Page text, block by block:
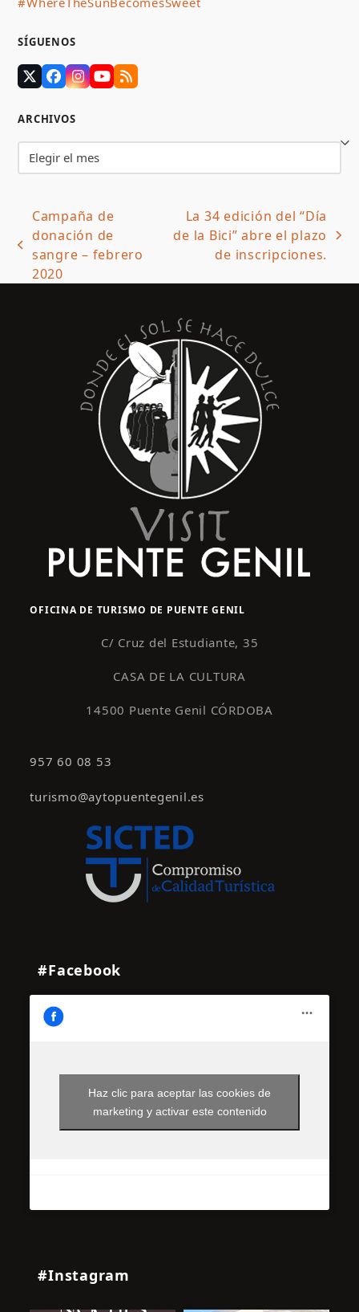
SÍGUENOS
TwitterFacebook
Instagram
YouTube
RSS
ARCHIVOS
previous
post:
Campaña de
donación de
sangre – febrero
2020
next
La 34 edición del “Día
de la Bici” abre el plazo
de inscripciones.
OFICINA DE TURISMO DE PUENTE GENIL
C/ Cruz del Estudiante, 35
CASA DE LA CULTURA
14500 Puente Genil CÓRDOBA
957 60 08 53
turismo@aytopuentegenil.es
#Facebook
Haz clic para aceptar las cookies de
marketing y activar este contenido
#Instagram